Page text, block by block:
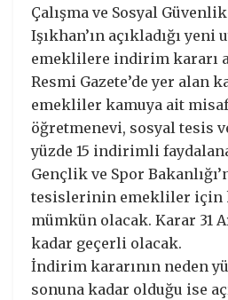
Çalışma ve Sosyal
Işıkhan’ın açıkladığı yeni
emeklilere indirim kararı
Resmi Gazete’de yer alan
emekliler kamuya ait
öğretmenevi, sosyal tesis
yüzde 15 indirimli
Gençlik ve Spor
tesislerinin emekliler için
mümkün olacak. Karar 31
kadar geçerli olacak.
İndirim kararının neden
sonuna kadar olduğu ise